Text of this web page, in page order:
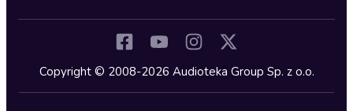
Kryminały
Lektury szkolne
Copyright © 2008-2026 Audioteka Group Sp. z o.o.